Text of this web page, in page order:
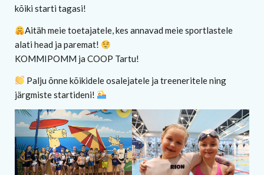
kõiki starti tagasi!
Aitäh meie toetajatele, kes annavad meie sportlastele
alati head ja paremat!
KOMMIPOMM ja COOP Tartu!
Palju õnne kõikidele osalejatele ja treeneritele ning
järgmiste startideni!